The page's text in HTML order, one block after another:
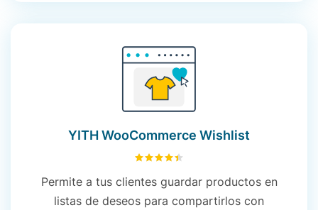
YITH WooCommerce Wishlist
Permite a tus clientes guardar productos en
listas de deseos para compartirlos con